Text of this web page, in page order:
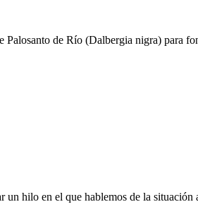
de Río (Dalbergia nigra) para
hilo en el que hablemos de la situación